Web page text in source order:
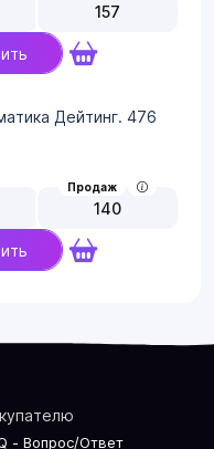
157
Дейтинг. 476
Продаж
140
- Вопрос/Ответ